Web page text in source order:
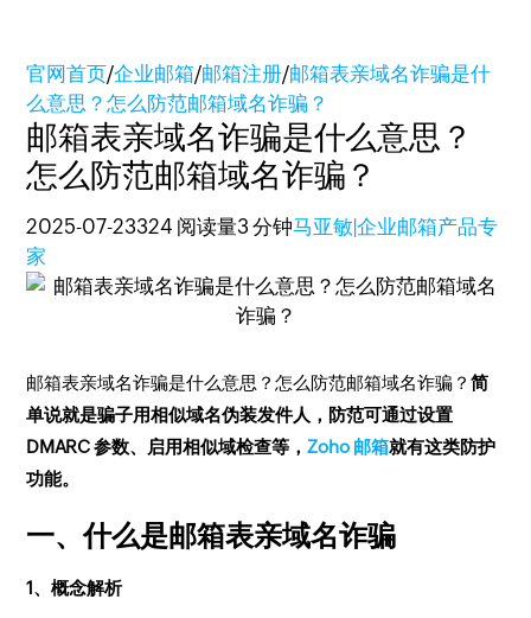
官网首页/企业邮箱/邮箱注册/邮箱表亲域名诈骗是什
么意思？怎么防范邮箱域名诈骗？
邮箱表亲域名诈骗是什么意思？
怎么防范邮箱域名诈骗？
2025-07-23324 阅读量3 分钟马亚敏|企业邮箱产品专
家
邮箱表亲域名诈骗是什么意思？怎么防范邮箱域名诈骗？简
单说就是骗子用相似域名伪装发件人，防范可通过设置
DMARC 参数、启用相似域检查等，Zoho 邮箱就有这类防护
功能。
一、什么是邮箱表亲域名诈骗
1、概念解析